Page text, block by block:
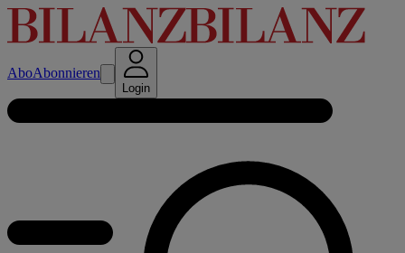
AboAbonnieren
Login